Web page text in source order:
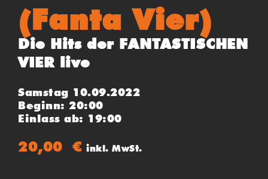
(Fanta Vier)
Die Hits der FANTASTISCHEN
VIER live
Samstag 10.09.2022
Beginn: 20:00
Einlass ab: 19:00
20,00€ inkl. MwSt.